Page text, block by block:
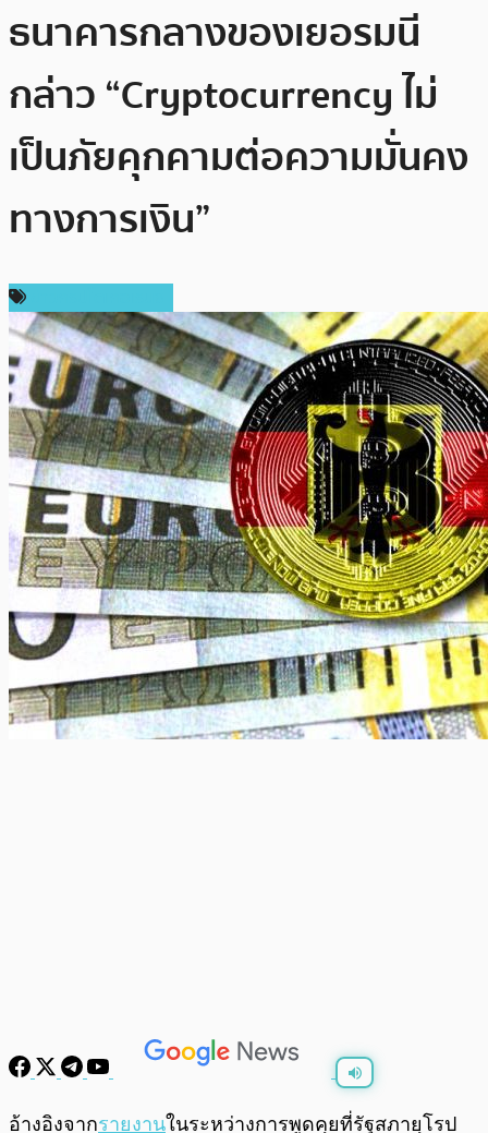
ธนาคารกลางของเยอรมนี
กล่าว “Cryptocurrency ไม่
เป็นภัยคุกคามต่อความมั่นคง
ทางการเงิน”
0:00
อ้างอิงจากรายงานในระหว่างการพูดคุยที่รัฐสภายุโรป